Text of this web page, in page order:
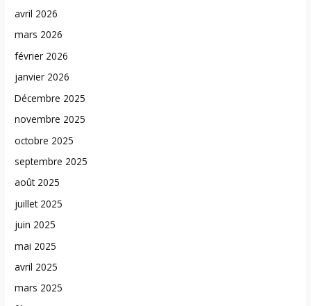
avril 2026
mars 2026
février 2026
janvier 2026
Décembre 2025
novembre 2025
octobre 2025
septembre 2025
août 2025
juillet 2025
juin 2025
mai 2025
avril 2025
mars 2025